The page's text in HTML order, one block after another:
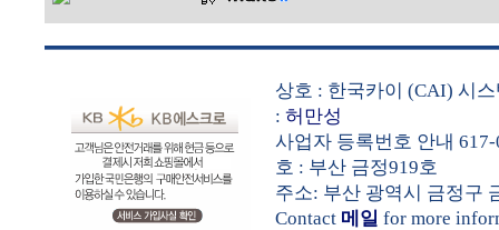
상호 : 한국카이 (CAI) 시
: 허만성
사업자 등록번호 안내
호 : 부산 금정919호
주소: 부산 광역시 금정구
Contact 메일 for more